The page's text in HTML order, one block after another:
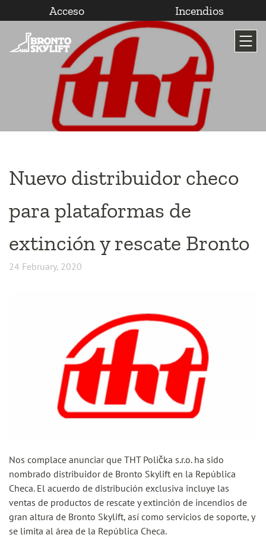
contenido
Acceso Incendios
Nuevo distribuidor checo
para plataformas de
extinción y rescate Bronto
24 February, 2020
Nos complace anunciar que THT Polička s.r.o. ha sido
nombrado distribuidor de Bronto Skylift en la República
Checa. El acuerdo de distribución exclusiva incluye las
ventas de productos de rescate y extinción de incendios de
gran altura de Bronto Skylift, así como servicios de soporte, y
se limita al área de la República Checa.